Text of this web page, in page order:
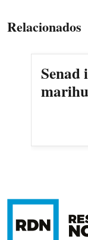
Relacionados
Senad